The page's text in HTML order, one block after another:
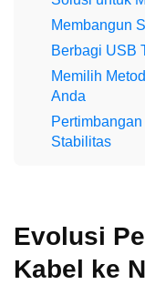
Membangun
Berbagi USB
Memilih
Anda
Stabilitas
Evolusi
Kabel ke